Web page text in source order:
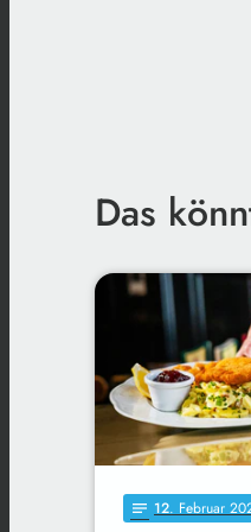
Das
notes 12. Februar